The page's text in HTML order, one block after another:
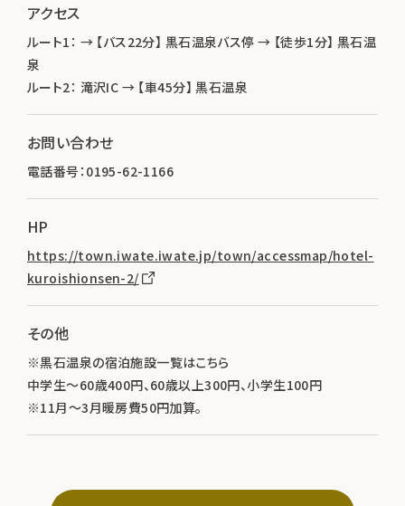
アクセス
ルート1： → 【バス22分】 黒石温泉バス停 → 【徒歩1分】 黒石温
泉
ルート2： 滝沢IC → 【車45分】 黒石温泉
お問い合わせ
電話番号：0195-62-1166
HP
https://town.iwate.iwate.jp/town/accessmap/hotel-
kuroishionsen-2/
その他
※黒石温泉の宿泊施設一覧はこちら
中学生～60歳400円、60歳以上300円、小学生100円
※11月～3月暖房費50円加算。